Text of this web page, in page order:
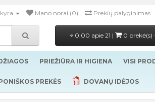
Mano norai (0) Prekių palyginimas
0.00 apie 21 | 0
PRIEŽIŪRA IR HIGIENA VISI
PREKĖS DOVANŲ IDĖJOS